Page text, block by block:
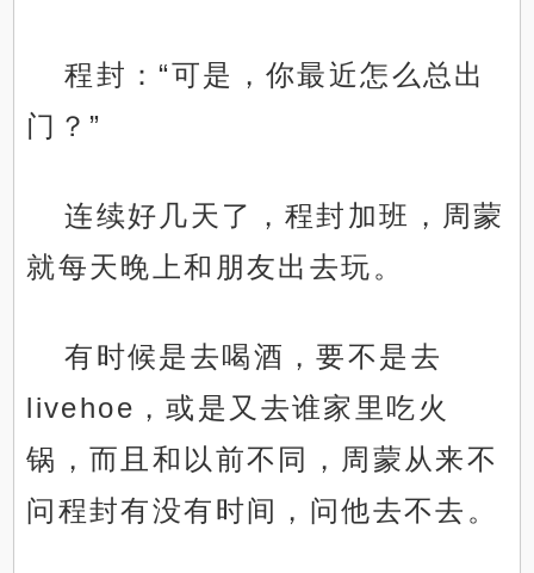
程封：“可是，你最近怎么总出
门？”
连续好几天了，程封加班，周蒙
就每天晚上和朋友出去玩。
有时候是去喝酒，要不是去
livehoe，或是又去谁家里吃火
锅，而且和以前不同，周蒙从来不
问程封有没有时间，问他去不去。